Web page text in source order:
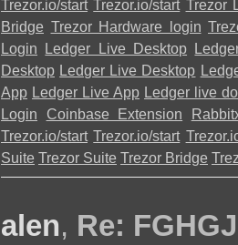
Trezor.io/start Trezor.io/start Trezor
Bridge Trezor Hardware login
Login
Ledger Live Desktop
Desktop Ledger Live Desktop
App Ledger Live App Ledger live
Login
Coinbase Extension
Trezor.io/start Trezor.io/start
Suite Trezor Suite Trezor Bridge
alen, Re: FGHGJ